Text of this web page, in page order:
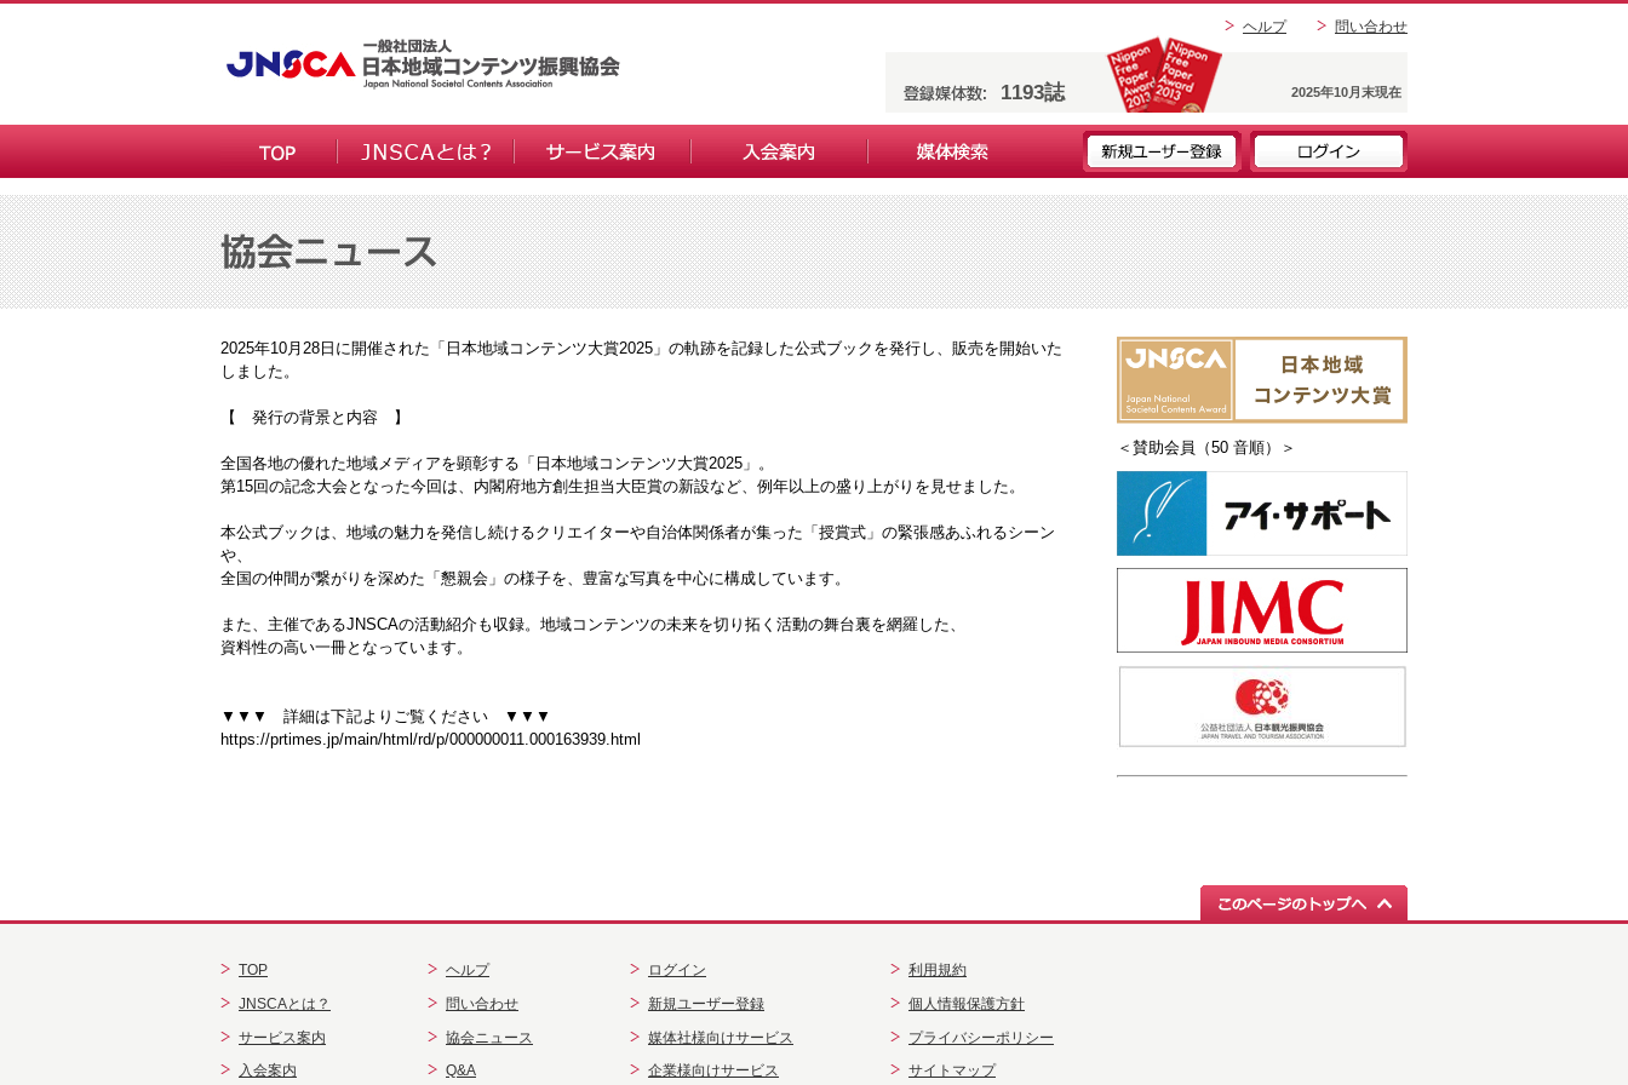
ヘルプ 問い合わせ
1193誌 2025年10月末現在
2025年10月28日に開催された「日本地域コンテンツ大賞2025」の軌跡を記録した公式ブックを発行し、販売を開始いた
しました。
【 発行の背景と内容 】
全国各地の優れた地域メディアを顕彰する「日本地域コンテンツ大賞2025」。
第15回の記念大会となった今回は、内閣府地方創生担当大臣賞の新設など、例年以上の盛り上がりを見せました。
本公式ブックは、地域の魅力を発信し続けるクリエイターや自治体関係者が集った「授賞式」の緊張感あふれるシーン
や、
全国の仲間が繋がりを深めた「懇親会」の様子を、豊富な写真を中心に構成しています。
また、主催であるJNSCAの活動紹介も収録。地域コンテンツの未来を切り拓く活動の舞台裏を網羅した、
資料性の高い一冊となっています。
▼▼▼ 詳細は下記よりご覧ください ▼▼▼
https://prtimes.jp/main/html/rd/p/000000011.000163939.html
＜賛助会員（50 音順）＞
TOP
JNSCAとは？
サービス案内
入会案内
ヘルプ
問い合わせ
協会ニュース
Q&A
ログイン
新規ユーザー登録
媒体社様向けサービス
企業様向けサービス
利用規約
個人情報保護方針
プライバシーポリシー
サイトマップ